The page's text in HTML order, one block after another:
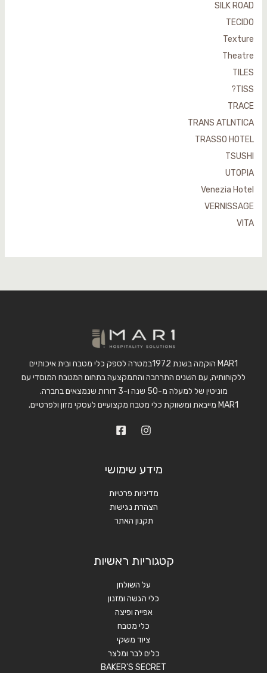
SILK ROAD
TECIDO
Texture
Theatre
TILES
TISS?
TRACE
TRANS ATLNTICA
TRASSO HOTEL
TSUSHI
UTOPIA
Venezia Hotel
VERNISSAGE
VITA
MAR1 הוקמה בשנת 1972במטרה לספק כלי מטבח ובית איכותיים
ללקוחותיה, עם השנים התרחבה והתמקצעה בתחום המטבח המוסדי עם
מוניטין של למעלה מ-50 שנה ו-3 דורות שנמצאים בחברה.
MAR1 מייבאת ומשווקת כלי מטבח מקצועיים לעסקי מזון ולפרטיים.
מידע שימושי
מדיניות פרטיות
הצהרת נגישות
תקנון האתר
קטגוריות ראשיות
על השולחן
כלי הגשה ומזנון
אפייה ופיצה
כלי מטבח
ציוד משקי
כלים לבר ומלצר
BAKER'S SECRET